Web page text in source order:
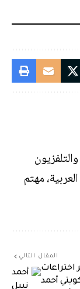
مهتم
المقال التالي
اختراعات
أحمد